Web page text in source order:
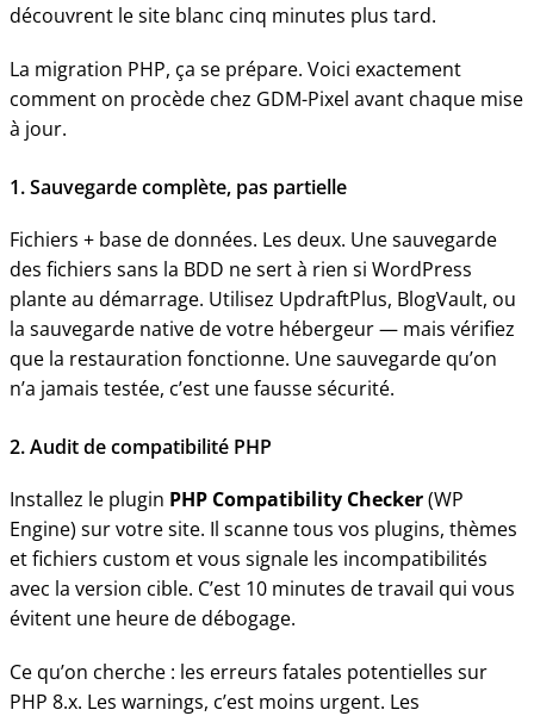
découvrent le site blanc cinq minutes plus tard.
La migration PHP, ça se prépare. Voici exactement
comment on procède chez GDM-Pixel avant chaque mise
à jour.
1. Sauvegarde complète, pas partielle
Fichiers + base de données. Les deux. Une sauvegarde
des fichiers sans la BDD ne sert à rien si WordPress
plante au démarrage. Utilisez UpdraftPlus, BlogVault, ou
la sauvegarde native de votre hébergeur — mais vérifiez
que la restauration fonctionne. Une sauvegarde qu’on
n’a jamais testée, c’est une fausse sécurité.
2. Audit de compatibilité PHP
Installez le plugin PHP Compatibility Checker(WP
Engine) sur votre site. Il scanne tous vos plugins, thèmes
et fichiers custom et vous signale les incompatibilités
avec la version cible. C’est 10 minutes de travail qui vous
évitent une heure de débogage.
Ce qu’on cherche : les erreurs fatales potentielles sur
PHP 8.x. Les warnings, c’est moins urgent. Les